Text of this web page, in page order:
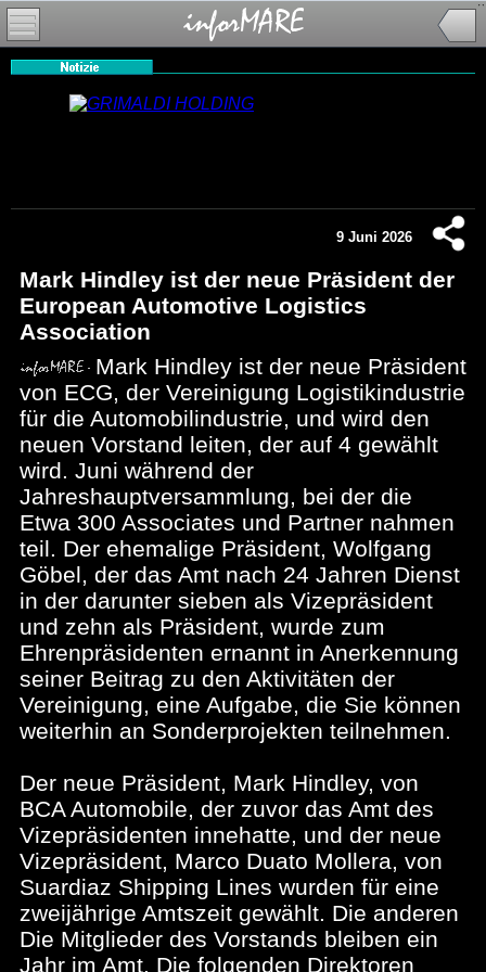
9 Juni 2026
Mark Hindley ist der neue Präsident der
European Automotive Logistics
Association
Mark Hindley ist der neue Präsident
von ECG, der Vereinigung Logistikindustrie
für die Automobilindustrie, und wird den
neuen Vorstand leiten, der auf 4 gewählt
wird. Juni während der
Jahreshauptversammlung, bei der die
Etwa 300 Associates und Partner nahmen
teil. Der ehemalige Präsident, Wolfgang
Göbel, der das Amt nach 24 Jahren Dienst
in der darunter sieben als Vizepräsident
und zehn als Präsident, wurde zum
Ehrenpräsidenten ernannt in Anerkennung
seiner Beitrag zu den Aktivitäten der
Vereinigung, eine Aufgabe, die Sie können
weiterhin an Sonderprojekten teilnehmen.
Der neue Präsident, Mark Hindley, von
BCA Automobile, der zuvor das Amt des
Vizepräsidenten innehatte, und der neue
Vizepräsident, Marco Duato Mollera, von
Suardiaz Shipping Lines wurden für eine
zweijährige Amtszeit gewählt. Die anderen
Die Mitglieder des Vorstands bleiben ein
Jahr im Amt. Die folgenden Direktoren